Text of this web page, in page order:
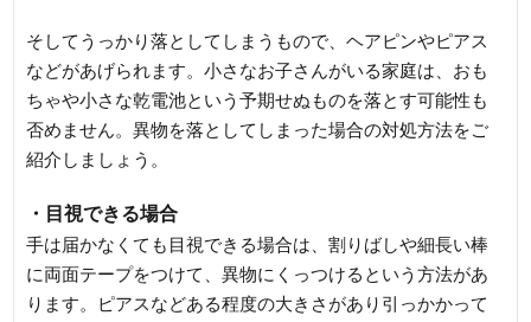
そしてうっかり落としてしまうもので、ヘアピンやピアス
などがあげられます。小さなお子さんがいる家庭は、おも
ちゃや小さな乾電池という予期せぬものを落とす可能性も
否めません。異物を落としてしまった場合の対処方法をご
紹介しましょう。
・目視できる場合
手は届かなくても目視できる場合は、割りばしや細長い棒
に両面テープをつけて、異物にくっつけるという方法があ
ります。ピアスなどある程度の大きさがあり引っかかって